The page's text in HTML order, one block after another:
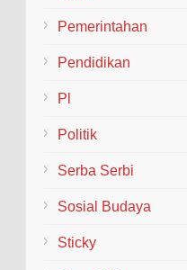
Pemerintahan
Pendidikan
Pl
Politik
Serba Serbi
Sosial Budaya
Sticky